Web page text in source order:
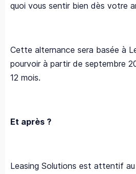
quoi vous sentir bien dès votre
Cette alternance sera basée à
pourvoir à partir de septembre
12 mois.
Et après ?
Leasing Solutions est attentif